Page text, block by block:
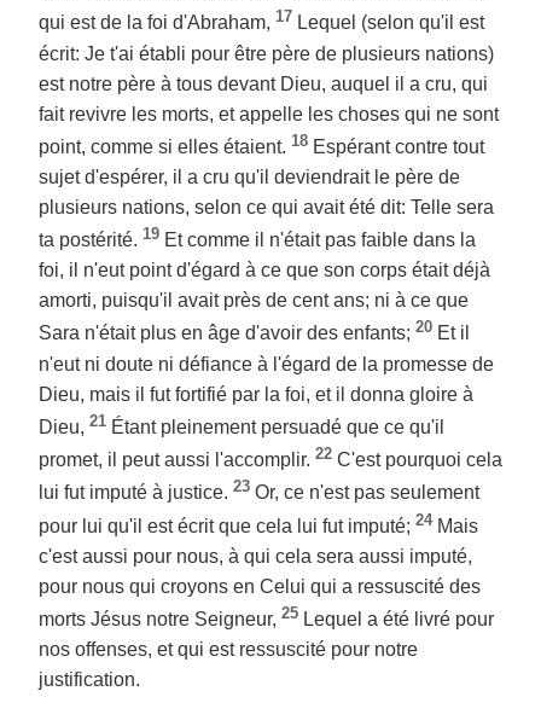
qui est de la foi d'Abraham, 17 Lequel (selon qu'il est
écrit: Je t'ai établi pour être père de plusieurs nations)
est notre père à tous devant Dieu, auquel il a cru, qui
fait revivre les morts, et appelle les choses qui ne sont
point, comme si elles étaient. 18 Espérant contre tout
sujet d'espérer, il a cru qu'il deviendrait le père de
plusieurs nations, selon ce qui avait été dit: Telle sera
ta postérité. 19 Et comme il n'était pas faible dans la
foi, il n'eut point d'égard à ce que son corps était déjà
amorti, puisqu'il avait près de cent ans; ni à ce que
Sara n'était plus en âge d'avoir des enfants; 20 Et il
n'eut ni doute ni défiance à l'égard de la promesse de
Dieu, mais il fut fortifié par la foi, et il donna gloire à
Dieu, 21 Étant pleinement persuadé que ce qu'il
promet, il peut aussi l'accomplir. 22 C'est pourquoi cela
lui fut imputé à justice. 23 Or, ce n'est pas seulement
pour lui qu'il est écrit que cela lui fut imputé; 24 Mais
c'est aussi pour nous, à qui cela sera aussi imputé,
pour nous qui croyons en Celui qui a ressuscité des
morts Jésus notre Seigneur, 25 Lequel a été livré pour
nos offenses, et qui est ressuscité pour notre
justification.